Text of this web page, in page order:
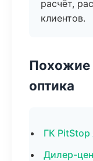
расчёт,
клиентов.
Похожие
оптика
ГК
Дилер-